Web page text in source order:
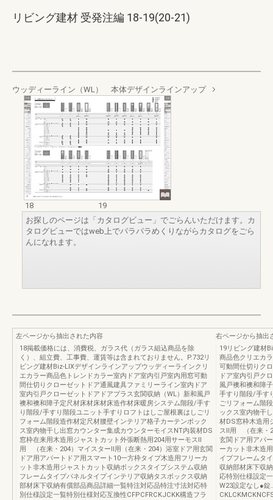
リビング建材 受発注編 18-19(20-21)
ウッディーライン（WL） 本体デザインラインアップ
18
19
お探しのページは「カタログビュー」でごらんいただけます。カ
タログビューではweb上でパラパラめくりながらカタログをごら
んになれます。
左ページから抽出された内容
18掲載価格には、消費税、ガラス代（ガラス組込商品を除
く）、組立費、工事費、運賃等は含まれておりません。P.732リ
ビング建材Biz-LIXデザインラインアップウッディーラインクリ
エカラー商品色トレンドカラー室内ドア室内引戸室内用窓可動
間仕切りクローゼットドア通風建具ファミリーライン室内ドア
室内引戸クローゼットドアドアプラス玄関収納（WL）新和風戸
襖和襖和障子定尺材床材床材床造作材床暖房システム階段/手す
り階段/手すり階段ユニット手すりロフトはしご屋根裏はしごリ
フォーム階段造作材定尺材腰壁インテリア格子カーテンボック
ス室内物干し出窓カウンター集成カウンターモイスNT内装材DS
窓枠在来用木造用ジャストカット外張断熱用204用サーモスⅡ
用 （在来・204）マイスターⅡ用（在来・204）浴室ドア用玄関
ドア用アパートドア用スマート10一方枠タイプ木造用フリーカ
ット非木造用ジャストカット収納ボックスタイプシステム収納
フレームタイプパネルタイプインテリア収納タスボックス収納
部材床下収納有償部品商品詳細一覧特注対応品特注寸法対応特
別仕様設定一覧特別仕様対応互換性CFPCFRCKJCKK構造フラ
右ページから抽出
19リビング建材
商品色クリエカ
可動間仕切りク
ドア室内引戸ク
風戸襖和襖和障
手すり階段/手す
ごリフォーム階
ックス室内物干
材DS窓枠木造用
スⅡ用 （在来・
玄関ドア用アパ
ーカット非木造
イプフレームタ
収納部材床下収
応特別仕様設定
W23設定なし●